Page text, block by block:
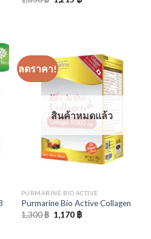
price
ลดราคา!
สินค้าหมดแล้ว
PURMARINE BIO ACTIVE
Purmarine Bio Active Collagen
1,300฿ Original
price
1,170 ฿Current